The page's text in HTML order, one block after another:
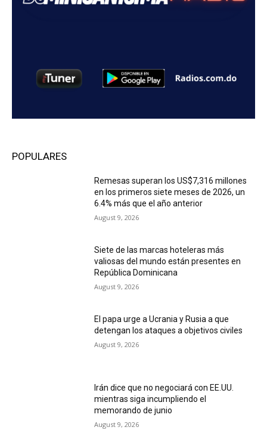
POPULARES
Remesas superan los US$7,316 millones
en los primeros siete meses de 2026, un
6.4% más que el año anterior
August 9, 2026
Siete de las marcas hoteleras más
valiosas del mundo están presentes en
República Dominicana
August 9, 2026
El papa urge a Ucrania y Rusia a que
detengan los ataques a objetivos civiles
August 9, 2026
Irán dice que no negociará con EE.UU.
mientras siga incumpliendo el
memorando de junio
August 9, 2026